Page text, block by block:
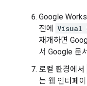
Google
전에
Visual
재개하면
서 Google 문
로컬 환경에서
는 웹 인터페